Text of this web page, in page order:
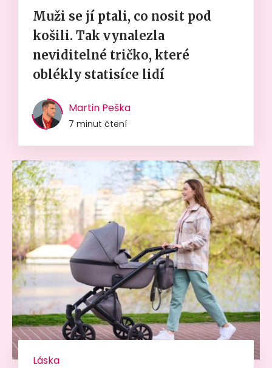
Muži se jí ptali, co nosit pod
košili. Tak vynalezla
neviditelné tričko, které
oblékly statisíce lidí
Martin Peška
7 minut čtení
Láska